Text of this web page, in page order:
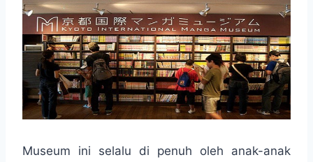
Museum ini selalu di penuh oleh anak-anak